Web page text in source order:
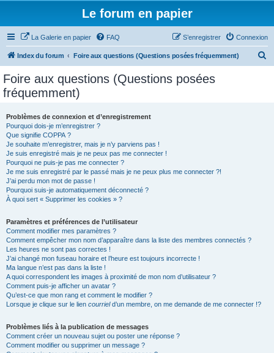
Le forum en papier
La Galerie en papier FAQ Connexion
S’enregistrer
Index du forum Foire aux questions (Questions posées fréquemment)
Foire aux questions (Questions posées
fréquemment)
Problèmes de connexion et d’enregistrement
Pourquoi dois-je m’enregistrer ?
Que signifie COPPA ?
Je souhaite m’enregistrer, mais je n’y parviens pas !
Je suis enregistré mais je ne peux pas me connecter !
Pourquoi ne puis-je pas me connecter ?
Je me suis enregistré par le passé mais je ne peux plus me connecter ?!
J’ai perdu mon mot de passe !
Pourquoi suis-je automatiquement déconnecté ?
À quoi sert « Supprimer les cookies » ?
Paramètres et préférences de l’utilisateur
Comment modifier mes paramètres ?
Comment empêcher mon nom d’apparaître dans la liste des membres connectés ?
Les heures ne sont pas correctes !
J’ai changé mon fuseau horaire et l’heure est toujours incorrecte !
Ma langue n’est pas dans la liste !
A quoi correspondent les images à proximité de mon nom d’utilisateur ?
Comment puis-je afficher un avatar ?
Qu’est-ce que mon rang et comment le modifier ?
Lorsque je clique sur le lien courrield’un membre, on me demande de me connecter !?
Problèmes liés à la publication de messages
Comment créer un nouveau sujet ou poster une réponse ?
Comment modifier ou supprimer un message ?